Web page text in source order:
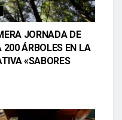
JORNADA DE
200 ÁRBOLES EN LA
«SABORES